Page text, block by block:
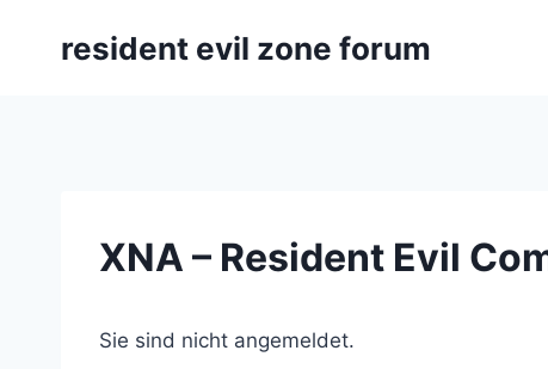
resident evil zone forum
XNA – Resident Evil
Sie sind nicht angemeldet.